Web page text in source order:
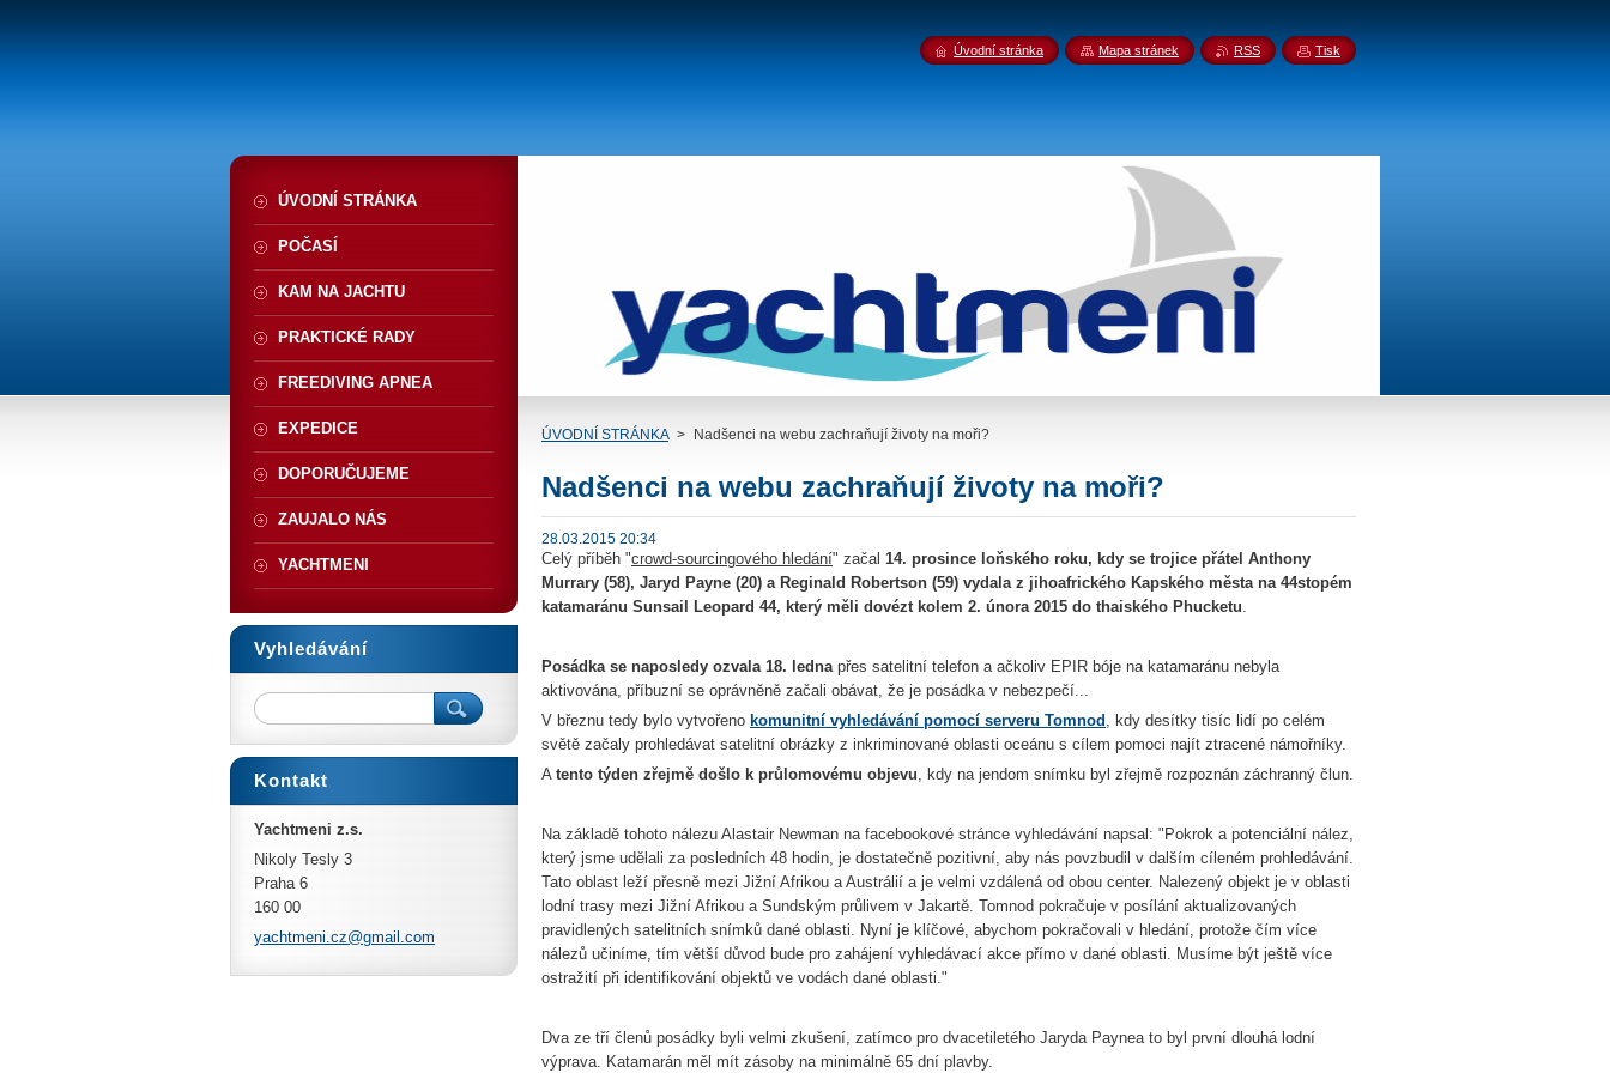
ÚVODNÍ STRÁNKA > Nadšenci na webu zachraňují životy na moři?
Nadšenci na webu zachraňují životy na moři?
28.03.2015 20:34
Celý příběh "crowd-sourcingového hledání" začal 14. prosince loňského roku, kdy se trojice přátel Anthony
Murrary (58), Jaryd Payne (20) a Reginald Robertson (59) vydala z jihoafrického Kapského města na 44stopém
katamaránu Sunsail Leopard 44, který měli dovézt kolem 2. února 2015 do thaiského Phucketu.
Posádka se naposledy ozvala 18. lednapřes satelitní telefon a ačkoliv EPIR bóje na katamaránu nebyla
aktivována, příbuzní se oprávněně začali obávat, že je posádka v nebezpečí...
V březnu tedy bylo vytvořeno komunitní vyhledávání pomocí serveru Tomnod , kdy desítky tisíc lidí po celém
světě začaly prohledávat satelitní obrázky z inkriminované oblasti oceánu s cílem pomoci najít ztracené námořníky.
A tento týden zřejmě došlo k průlomovému objevu, kdy na jendom snímku byl zřejmě rozpoznán záchranný člun.
Na základě tohoto nálezu Alastair Newman na facebookové stránce vyhledávání napsal: "Pokrok a potenciální nález,
který jsme udělali za posledních 48 hodin, je dostatečně pozitivní, aby nás povzbudil v dalším cíleném prohledávání.
Tato oblast leží přesně mezi Jižní Afrikou a Austrálií a je velmi vzdálená od obou center. Nalezený objekt je v oblasti
lodní trasy mezi Jižní Afrikou a Sundským průlivem v Jakartě. Tomnod pokračuje v posílání aktualizovaných
pravidlených satelitních snímků dané oblasti. Nyní je klíčové, abychom pokračovali v hledání, protože čím více
nálezů učiníme, tím větší důvod bude pro zahájení vyhledávací akce přímo v dané oblasti. Musíme být ještě více
ostražití při identifikování objektů ve vodách dané oblasti."
Dva ze tří členů posádky byli velmi zkušení, zatímco pro dvacetiletého Jaryda Paynea to byl první dlouhá lodní
výprava. Katamarán měl mít zásoby na minimálně 65 dní plavby.
ÚVODNÍ STRÁNKA
POČASÍ
KAM NA JACHTU
PRAKTICKÉ RADY
FREEDIVING APNEA
EXPEDICE
DOPORUČUJEME
ZAUJALO NÁS
YACHTMENI
Vyhledávání
Kontakt
Yachtmeni z.s.
Nikoly Tesly 3
Praha 6
160 00
yachtmeni.cz@gmail.com
Úvodní stránka Mapa stránek RSS Tisk